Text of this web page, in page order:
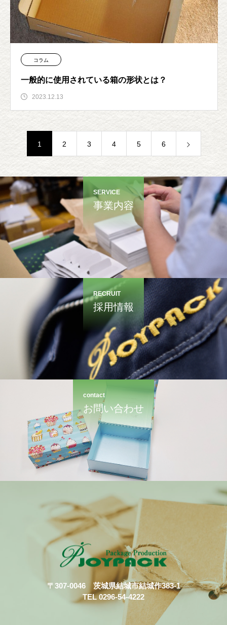
コラム
一般的に使用されている箱の形状とは？
2023.12.13
1 2 3 4 5 6
SERVICE
事業内容
RECRUIT
採用情報
contact
お問い合わせ
〒307-0046 茨城県結城市結城作383-1
TEL 0296-54-4222